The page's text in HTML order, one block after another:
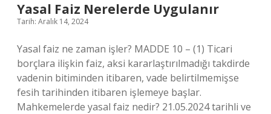
Yasal Faiz Nerelerde Uygulanır
Tarih: Aralık 14, 2024
Yasal faiz ne zaman işler? MADDE 10 – (1) Ticari
borçlara ilişkin faiz, aksi kararlaştırılmadığı takdirde
vadenin bitiminden itibaren, vade belirtilmemişse
fesih tarihinden itibaren işlemeye başlar.
Mahkemelerde yasal faiz nedir? 21.05.2024 tarihli ve